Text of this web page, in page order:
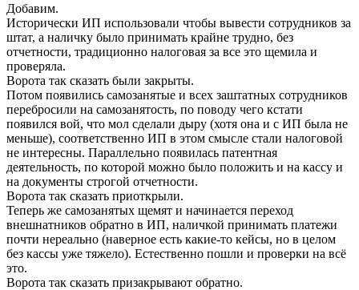
Добавим.
Исторически ИП использовали чтобы вывести сотрудников за
штат, а наличку было принимать крайне трудно, без
отчетности, традиционно налоговая за все это щемила и
проверяла.
Ворота так сказать были закрыты.
Потом появились самозанятые и всех заштатных сотрудников
перебросили на самозанятость, по поводу чего кстати
появился вой, что мол сделали дыру (хотя она и с ИП была не
меньше), соответственно ИП в этом смысле стали налоговой
не интересны. Параллельно появилась патентная
деятельность, по которой можно было положить и на кассу и
на документы строгой отчетности.
Ворота так сказать приоткрыли.
Теперь же самозанятых щемят и начинается переход
внешнатников обратно в ИП, наличкой принимать платежи
почти нереально (наверное есть какие-то кейсы, но в целом
без кассы уже тяжело). Естественно пошли и проверки на всё
это.
Ворота так сказать призакрывают обратно.